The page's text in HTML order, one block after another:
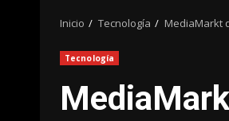
Inicio Tecnología MediaMarkt
Tecnología